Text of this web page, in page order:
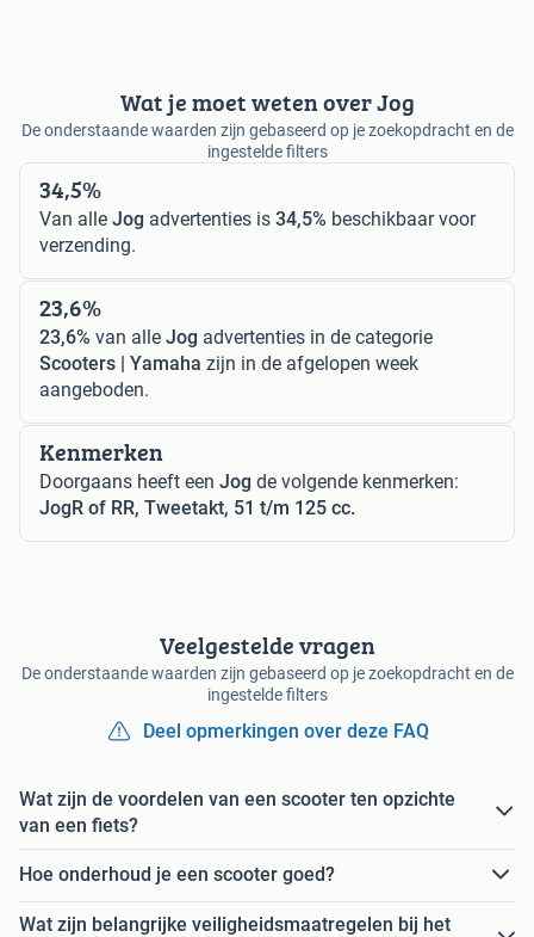
Wat je moet weten over Jog
De onderstaande waarden zijn gebaseerd op je zoekopdracht en de
ingestelde filters
34,5%
Van alle Jog advertenties is 34,5% beschikbaar voor
verzending.
23,6%
23,6% van alle Jog advertenties in de categorie
Scooters | Yamaha zijn in de afgelopen week
aangeboden.
Kenmerken
Doorgaans heeft een Jog de volgende kenmerken:
JogR of RR, Tweetakt, 51 t/m 125 cc.
Veelgestelde vragen
De onderstaande waarden zijn gebaseerd op je zoekopdracht en de
ingestelde filters
Deel opmerkingen over deze FAQ
Wat zijn de voordelen van een scooter ten opzichte
van een fiets?
Hoe onderhoud je een scooter goed?
Wat zijn belangrijke veiligheidsmaatregelen bij het